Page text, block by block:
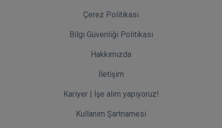
Çerez Politikası
Bilgi Güvenliği Politikası
Hakkımızda
İletişim
Kariyer | İşe alım yapıyoruz!
Kullanım Şartnamesi